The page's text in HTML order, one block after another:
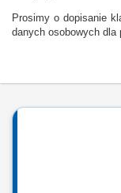
Prosimy o dopisanie
danych osobowych dla